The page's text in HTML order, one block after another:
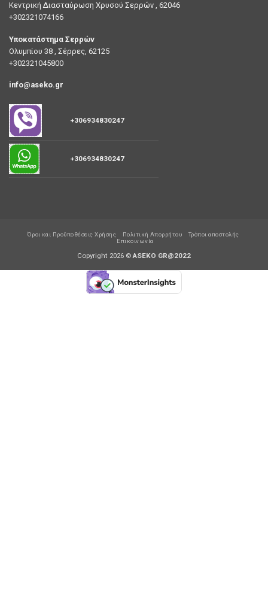
Κεντρική Διασταύρωση Χρυσού Σερρών , 62046
+302321074166
Υποκατάστημα Σερρών
Ολυμπίου 38 , Σέρρες, 62125
+302321045800
info@aseko.gr
+306934830247
+306934830247
Όροι και Προϋποθέσεις Χρήσης Πολιτική Απορρήτου
Τρόποι αποστολής
Επικοινωνία
Copyright 2026 © ASEKO GR@2022